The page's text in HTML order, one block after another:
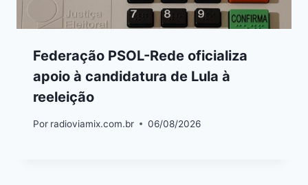
Federação PSOL-Rede oficializa
apoio à candidatura de Lula à
reeleição
Por radioviamix.com.br 06/08/2026